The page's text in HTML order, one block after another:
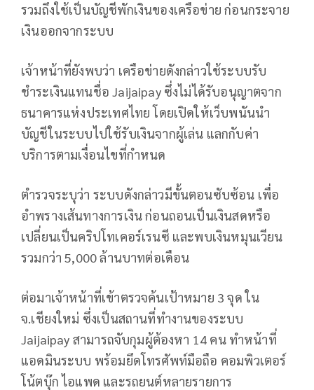
รวมถึงใช้เป็นบัญชีพักเงินของเครือข่าย ก่อนกระจาย
เงินออกจากระบบ
เจ้าหน้าที่ยังพบว่า เครือข่ายดังกล่าวใช้ระบบรับ
ชำระเงินแทนชื่อ Jaijaipay ซึ่งไม่ได้รับอนุญาตจาก
ธนาคารแห่งประเทศไทย โดยเปิดให้เว็บพนันนำ
บัญชีในระบบไปใช้รับเงินจากผู้เล่น แลกกับค่า
บริการตามเงื่อนไขที่กำหนด
ตำรวจระบุว่า ระบบดังกล่าวมีขั้นตอนซับซ้อน เพื่อ
อำพรางเส้นทางการเงิน ก่อนถอนเป็นเงินสดหรือ
เปลี่ยนเป็นคริปโทเคอร์เรนซี และพบเงินหมุนเวียน
รวมกว่า 5,000 ล้านบาทต่อเดือน
ต่อมาเจ้าหน้าที่เข้าตรวจค้นเป้าหมาย 3 จุด ใน
จ.เชียงใหม่ ซึ่งเป็นสถานที่ทำงานของระบบ
Jaijaipay สามารถจับกุมผู้ต้องหา 14 คน ทำหน้าที่
แอดมินระบบ พร้อมยึดโทรศัพท์มือถือ คอมพิวเตอร์
โน้ตบุ๊ก ไอแพด และรถยนต์หลายรายการ